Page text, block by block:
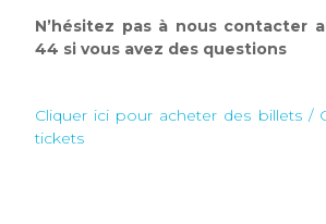
N’hésitez pas à nous contacter
44 si vous avez des questions
Cliquer ici pour acheter des billets /
tickets